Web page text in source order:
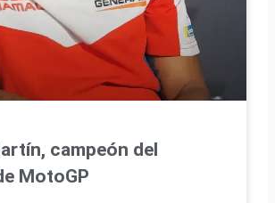
campeón del
MotoGP